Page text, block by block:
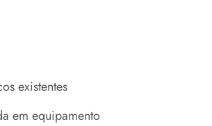
existentes
em equipamento